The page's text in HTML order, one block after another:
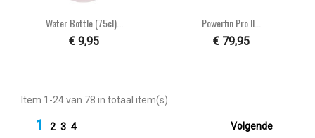
Water Bottle (75cl)...
€ 9,95
Powerfin Pro II...
€ 79,95
Item 1-24 van 78 in totaal item(s)
1 2 3 4 Volgende